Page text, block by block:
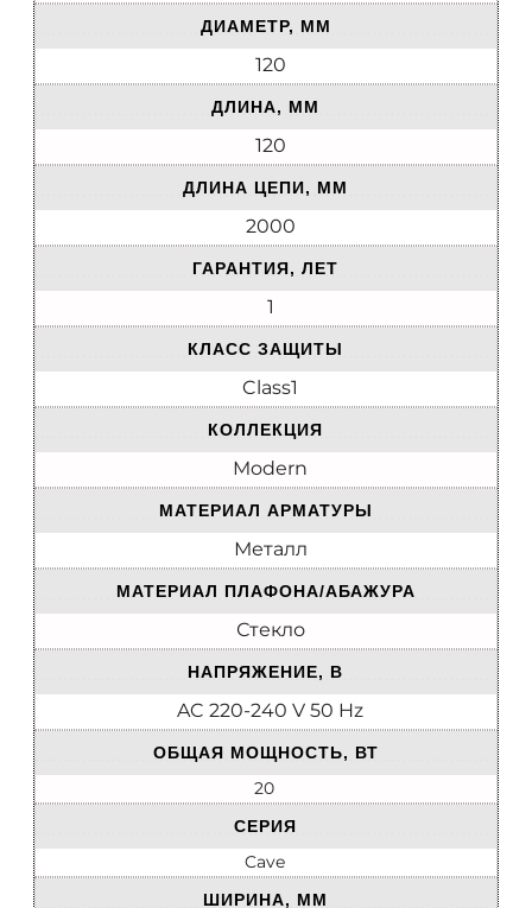
ДИАМЕТР, ММ
120
ДЛИНА, ММ
120
ДЛИНА ЦЕПИ, ММ
2000
ГАРАНТИЯ, ЛЕТ
1
КЛАСС ЗАЩИТЫ
Class1
КОЛЛЕКЦИЯ
Modern
МАТЕРИАЛ АРМАТУРЫ
Металл
МАТЕРИАЛ ПЛАФОНА/АБАЖУРА
Стекло
НАПРЯЖЕНИЕ, В
AC 220-240 V 50 Hz
ОБЩАЯ МОЩНОСТЬ, ВТ
20
СЕРИЯ
Cave
ШИРИНА, ММ